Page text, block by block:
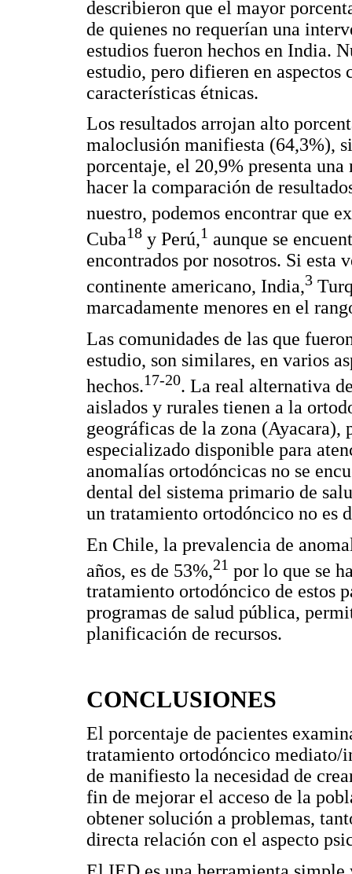
describieron que el mayor
de quienes no requerían una
estudios fueron hechos en India.
estudio, pero difieren en aspectos
características étnicas.
Los resultados arrojan alto
maloclusión manifiesta (64,3%),
porcentaje, el 20,9% presenta
hacer la comparación de
nuestro, podemos encontrar que
Cuba18 y Perú,1 aunque se
encontrados por nosotros. Si esta
continente americano, India,3
marcadamente menores en el
Las comunidades de las que
estudio, son similares, en varios
hechos.17-20. La real alternativa
aislados y rurales tienen a la
geográficas de la zona (Ayacara),
especializado disponible para
anomalías ortodóncicas no se
dental del sistema primario de
un tratamiento ortodóncico no es
En Chile, la prevalencia de
años, es de 53%,21 por lo que se
tratamiento ortodóncico de estos
programas de salud pública,
planificación de recursos.
CONCLUSIONES
El porcentaje de pacientes
tratamiento ortodóncico mediato/
de manifiesto la necesidad de
fin de mejorar el acceso de la
obtener solución a problemas,
directa relación con el aspecto